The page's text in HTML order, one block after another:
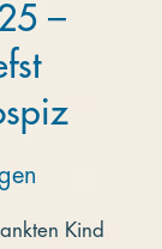
–
Kind